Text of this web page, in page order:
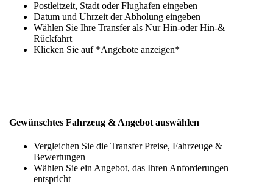
Postleitzeit, Stadt oder Flughafen eingeben
Datum und Uhrzeit der Abholung eingeben
Wählen Sie Ihre Transfer als Nur Hin-oder Hin-&
Rückfahrt
Klicken Sie auf *Angebote anzeigen*
Gewünschtes Fahrzeug & Angebot auswählen
Vergleichen Sie die Transfer Preise, Fahrzeuge &
Bewertungen
Wählen Sie ein Angebot, das Ihren Anforderungen
entspricht